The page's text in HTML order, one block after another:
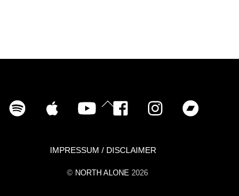
Back
To
Spotify iTunes YouTube Facebook Instagram
IMPRESSUM / DISCLAIMER
© NORTH ALONE 2026